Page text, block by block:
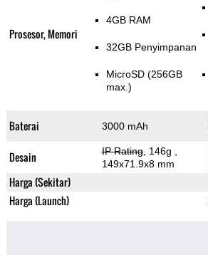
Prosesor, Memori
4GB RAM
32GB Penyimpanan
MicroSD (256GB
max.)
Baterai 3000 mAh
Desain IP Rating, 146g
149x71.9x8 mm
Harga (Sekitar)
Harga (Launch)